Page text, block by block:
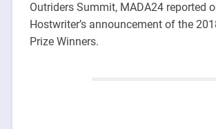
Outriders Summit, MADA24 reported
Hostwriter’s announcement of the
Prize Winners.